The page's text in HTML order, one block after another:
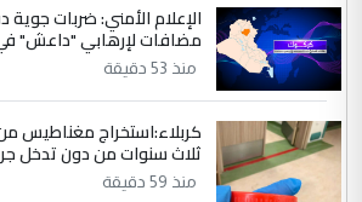
التعليق : صلاح مهدي حسن ...
الموضوع :
هيئة الحج تصدر قرارا
وتعديل استمارة قرعة الحج
صلاح مهدي حسن
التعليق : صلاح مهدي حسن ...
مضافات لإرهابي "داعش"
منذ 53 دقيقة
كربلاء:استخراج مغناطيس
ثلاث سنوات من دون تدخل
منذ 59 دقيقة